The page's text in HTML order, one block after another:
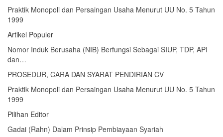
Praktik Monopoli dan Persaingan Usaha Menurut UU No. 5 Tahun
1999
Artikel Populer
Nomor Induk Berusaha (NIB) Berfungsi Sebagai SIUP, TDP, API
dan…
PROSEDUR, CARA DAN SYARAT PENDIRIAN CV
Praktik Monopoli dan Persaingan Usaha Menurut UU No. 5 Tahun
1999
Pilihan Editor
Gadai (Rahn) Dalam Prinsip Pembiayaan Syariah